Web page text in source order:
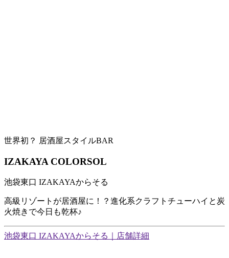
世界初？ 居酒屋スタイルBAR
IZAKAYA COLORSOL
池袋東口 IZAKAYAからそる
高級リゾートが居酒屋に！？進化系クラフトチューハイと炭
火焼きで今日も乾杯♪
池袋東口 IZAKAYAからそる｜店舗詳細